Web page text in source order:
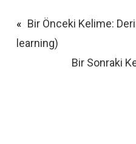
« Bir Önceki Kelime:
learning)
Bir Sonraki